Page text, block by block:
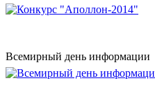
Всемирный день информации